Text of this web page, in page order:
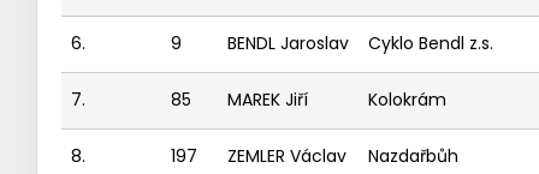
6. 9 BENDL Jaroslav Cyklo Bendl z.s.
7. 85 MAREK Jiří Kolokrám
8. 197 ZEMLER Václav Nazdařbůh